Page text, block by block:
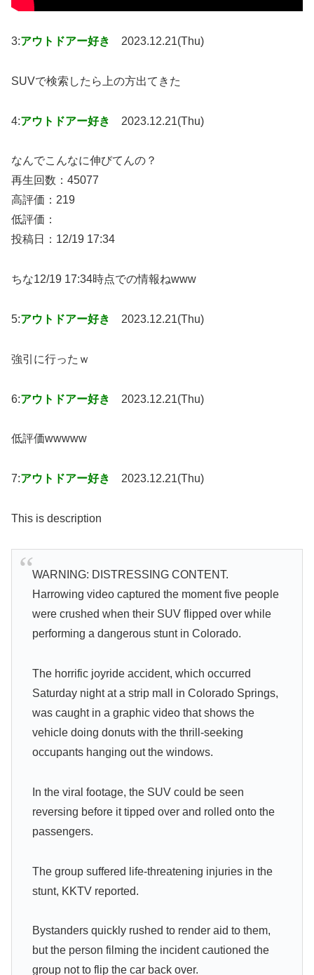
3:アウトドアー好き 2023.12.21(Thu)
SUVで検索したら上の方出てきた
4:アウトドアー好き 2023.12.21(Thu)
なんでこんなに伸びてんの？
再生回数：45077
高評価：219
低評価：
投稿日：12/19 17:34
ちな12/19 17:34時点での情報ねwww
5:アウトドアー好き 2023.12.21(Thu)
強引に行ったｗ
6:アウトドアー好き 2023.12.21(Thu)
低評価wwwww
7:アウトドアー好き 2023.12.21(Thu)
This is description
WARNING: DISTRESSING CONTENT.
Harrowing video captured the moment five people
were crushed when their SUV flipped over while
performing a dangerous stunt in Colorado.
The horrific joyride accident, which occurred
Saturday night at a strip mall in Colorado Springs,
was caught in a graphic video that shows the
vehicle doing donuts with the thrill-seeking
occupants hanging out the windows.
In the viral footage, the SUV could be seen
reversing before it tipped over and rolled onto the
passengers.
The group suffered life-threatening injuries in the
stunt, KKTV reported.
Bystanders quickly rushed to render aid to them,
but the person filming the incident cautioned the
group not to flip the car back over.